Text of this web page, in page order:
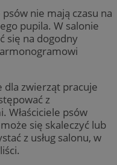
nie mają czasu na
pupila. W salonie
się na dogodny
dla zwierząt pracuje
z
Właściciele psów
się skaleczyć lub
z usług salonu, w